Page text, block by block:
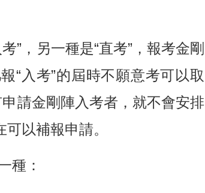
”，另一種是“直考”，報考金剛
“入考”的屆時不願意考可以取
請金剛陣入考者，就不會安排
以補報申請。
種：